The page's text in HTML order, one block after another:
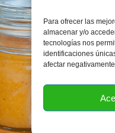
Para ofrecer las
almacenar y/o
tecnologías nos
identificaciones
afectar